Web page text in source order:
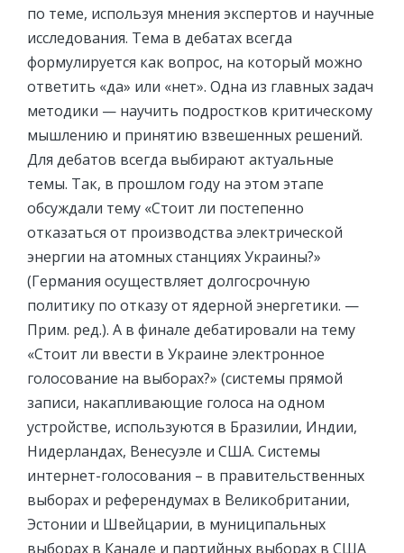
по теме, используя мнения экспертов и научные
исследования. Тема в дебатах всегда
формулируется как вопрос, на который можно
ответить «да» или «нет». Одна из главных задач
методики — научить подростков критическому
мышлению и принятию взвешенных решений.
Для дебатов всегда выбирают актуальные
темы. Так, в прошлом году на этом этапе
обсуждали тему «Стоит ли постепенно
отказаться от производства электрической
энергии на атомных станциях Украины?»
(Германия осуществляет долгосрочную
политику по отказу от ядерной энергетики. —
Прим. ред.). А в финале дебатировали на тему
«Стоит ли ввести в Украине электронное
голосование на выборах?» (системы прямой
записи, накапливающие голоса на одном
устройстве, используются в Бразилии, Индии,
Нидерландах, Венесуэле и США. Системы
интернет-голосования – в правительственных
выборах и референдумах в Великобритании,
Эстонии и Швейцарии, в муниципальных
выборах в Канаде и партийных выборах в США